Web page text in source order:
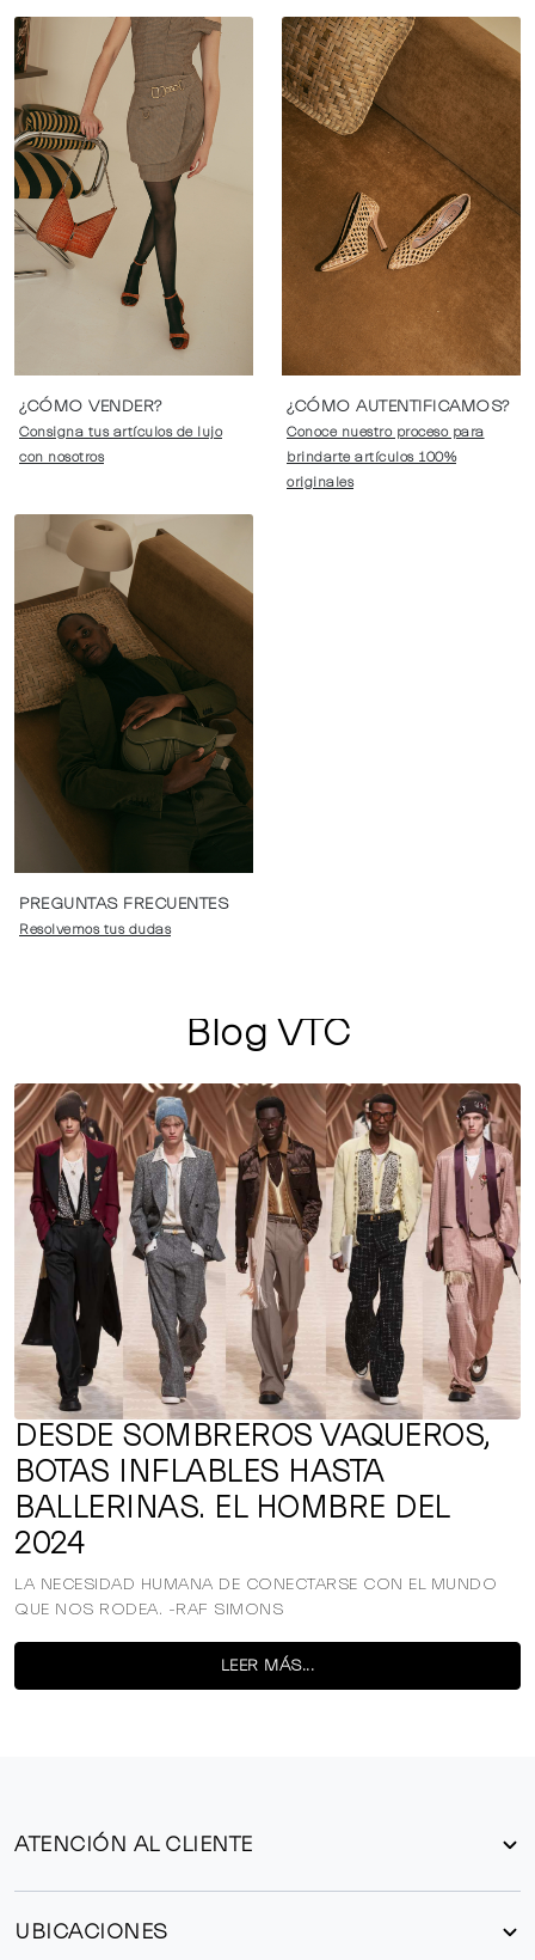
¿CÓMO VENDER?
Consigna tus artículos de lujo
con nosotros
¿CÓMO AUTENTIFICAMOS?
Conoce nuestro proceso para
brindarte artículos 100%
originales
PREGUNTAS FRECUENTES
Resolvemos tus dudas
Blog VTC
DESDE SOMBREROS VAQUEROS,
BOTAS INFLABLES HASTA
BALLERINAS. EL HOMBRE DEL
2024
LA NECESIDAD HUMANA DE CONECTARSE CON EL MUNDO
QUE NOS RODEA. -RAF SIMONS
LEER MÁS...
ATENCIÓN AL CLIENTE
UBICACIONES